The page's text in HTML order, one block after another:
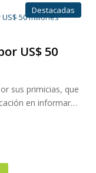
Destacadas
US$ 50
sus primicias, que
en informar…